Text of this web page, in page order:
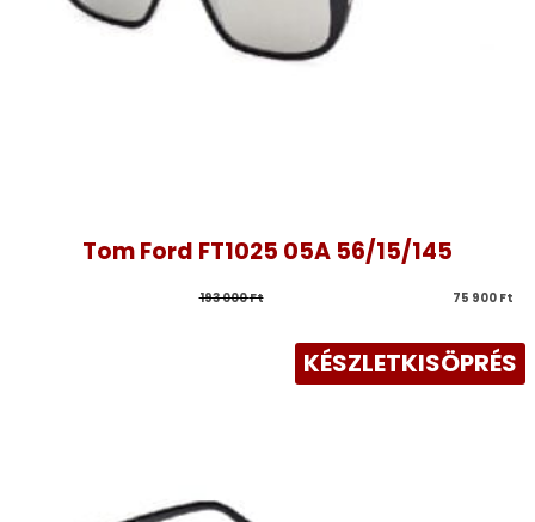
Tom Ford FT1025 05A 56/15/145
193 000 Ft 75 900 Ft
KÉSZLETKISÖPRÉS